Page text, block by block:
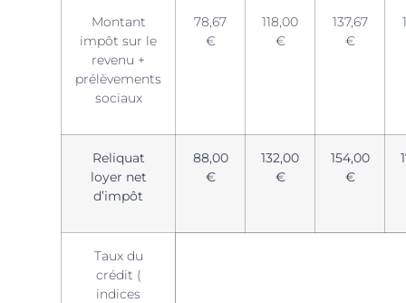
Montant
impôt sur le
revenu +
prélèvements
sociaux
78,67
€
118,00
€
137,67
€
Reliquat
loyer net
d’impôt
88,00
€
132,00
€
154,00
€
Taux du
crédit (
indices